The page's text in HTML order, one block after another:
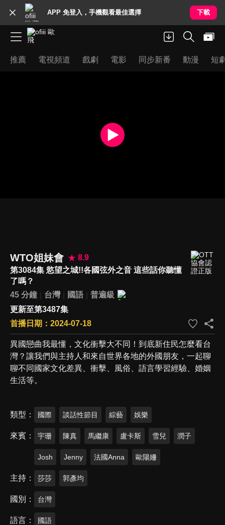
APP 免登入，手機觀看最佳選擇 下載
推薦 電視頻道 戲劇 電影 同步新番 動漫 短
WTO姐妹會
8.9
第3084集 慾望之城!!各國弦外之音 這些話你聽懂
了嗎？
45 分鐘
台灣 國語
普遍級
更新至第3487集
首播日期：2024-07-18
異國戀曲我最懂，文化衝擊大不同！到底新住民怎麼看台
灣？讓我們與主持人和來自世界各地的外國朋友，一起聊
聊不同國家文化差異、衝擊、風俗、語言學習經驗、婚姻
生活等。
類型 國際 談話性節目 綜藝 娛樂
來賓 宇珊 陳真 馬繼康 盧卡斯 雪兒 潤子
Josh Jenny 法國Anna 歐陽姍
主持 莎莎 郭彥均
國別 台灣
語言 國語